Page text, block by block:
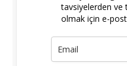
tavsiyelerden ve
olmak için e-